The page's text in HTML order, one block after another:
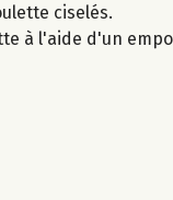
ciselés.
à l'aide d'un